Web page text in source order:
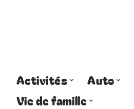
Activités Auto
Vie de famille